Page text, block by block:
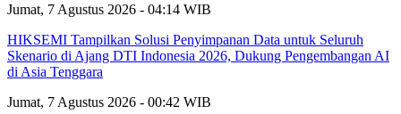
Jumat, 7 Agustus 2026 - 04:14 WIB
HIKSEMI Tampilkan Solusi Penyimpanan Data untuk Seluruh
Skenario di Ajang DTI Indonesia 2026, Dukung Pengembangan AI
di Asia Tenggara
Jumat, 7 Agustus 2026 - 00:42 WIB